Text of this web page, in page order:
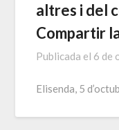
altres i del
Compartir
Publicada el 6 de
Elisenda, 5